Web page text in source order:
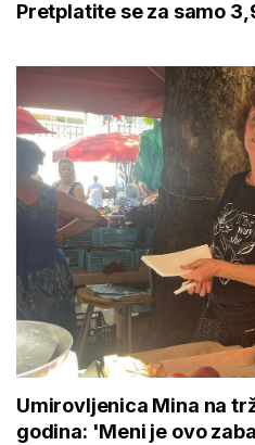
Pretplatite se za samo
Umirovljenica Mina na
godina: 'Meni je ovo